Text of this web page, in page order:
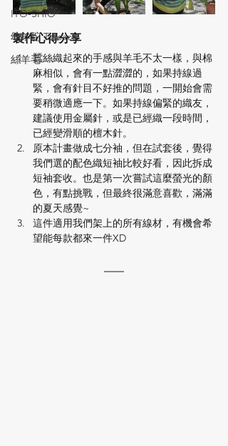
ITO-SHIO
幼羊駝 Titicaca
絲羊毛
製作心得分享
蠶絲織起來的手感與羊毛不太一樣，與棉
麻相似，會有一點澀澀的，如果持線過
緊，會有針目不好推的問題，一開始會需
要稍微適應一下。如果持線偏緊的織友，
建議使用金屬針，或是已經織一段時間，
已經變滑順的檀木針。
原本計畫做成七分袖，但在試套後，覺得
我們選的配色織短袖比較好看，因此拆成
短袖套收。也是第一次嘗試這麼螢光的顏
色，有點挑戰，但最終很滿意喜歡，滿滿
的夏天感覺~
這件適用我們架上的所有線材，有機會希
望能每款都來一件XD